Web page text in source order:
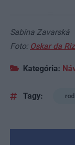
Sabína Zavarská
Foto: Oskar da Riz
Kategória:
Tagy: